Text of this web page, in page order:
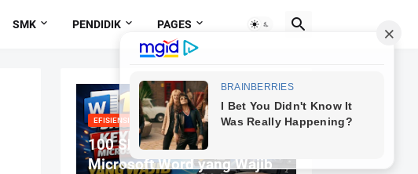
SMK PENDIDIK PAGES
EFISIENSI MENGETIK
100 Shortcut Keyboard
Microsoft Word yang Wajib